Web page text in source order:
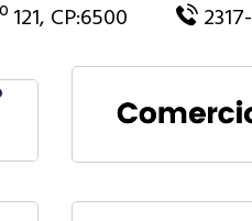
121, CP:6500